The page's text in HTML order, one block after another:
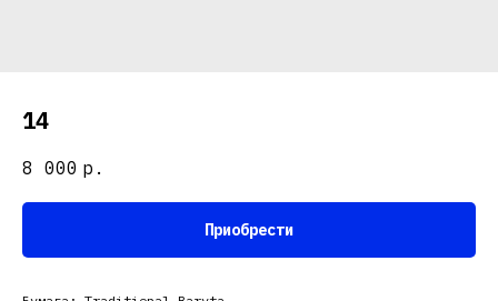
14
8 000 р.
Приобрести